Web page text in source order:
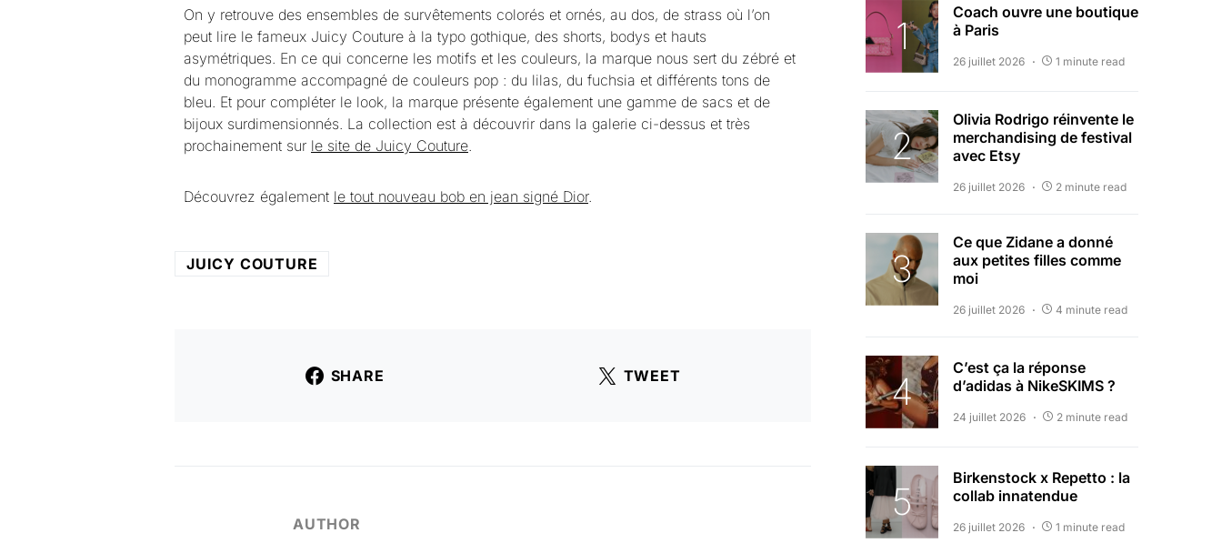
On y retrouve des ensembles de survêtements colorés et ornés, au dos, de strass où l’on
peut lire le fameux Juicy Couture à la typo gothique, des shorts, bodys et hauts
asymétriques. En ce qui concerne les motifs et les couleurs, la marque nous sert du zébré et
du monogramme accompagné de couleurs pop : du lilas, du fuchsia et différents tons de
bleu. Et pour compléter le look, la marque présente également une gamme de sacs et de
bijoux surdimensionnés. La collection est à découvrir dans la galerie ci-dessus et très
prochainement sur le site de Juicy Couture
Découvrez également le tout nouveau bob en jean signé Dior.
JUICY COUTURE
SHARE TWEET
AUTHOR
Coach ouvre une boutique
à Paris
26 juillet 2026 1 minute read
Olivia Rodrigo réinvente le
merchandising de festival
avec Etsy
26 juillet 2026 2 minute read
Ce que Zidane a donné
aux petites filles comme
moi
26 juillet 2026 4 minute read
C’est ça la réponse
d’adidas à NikeSKIMS ?
24 juillet 2026 2 minute read
Birkenstock x Repetto : la
collab innatendue
26 juillet 2026 1 minute read